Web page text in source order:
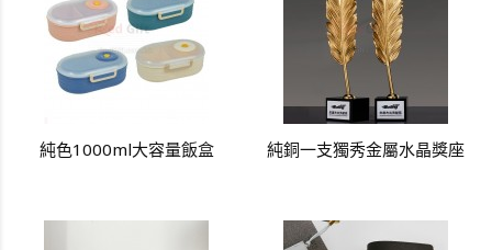
純色1000ml大容量飯盒 純銅一支獨秀金屬水晶獎座